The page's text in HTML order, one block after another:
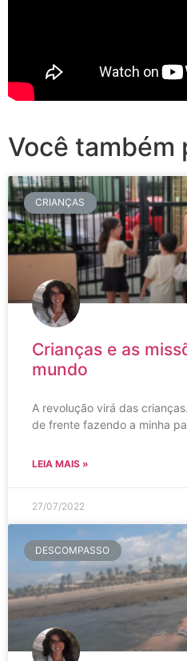
Você também
CRIANÇAS
Crianças e as
mundo
A revolução virá das
de frente fazendo a minha
LEIA MAIS »
27/07/2022
DESCOMPASSO